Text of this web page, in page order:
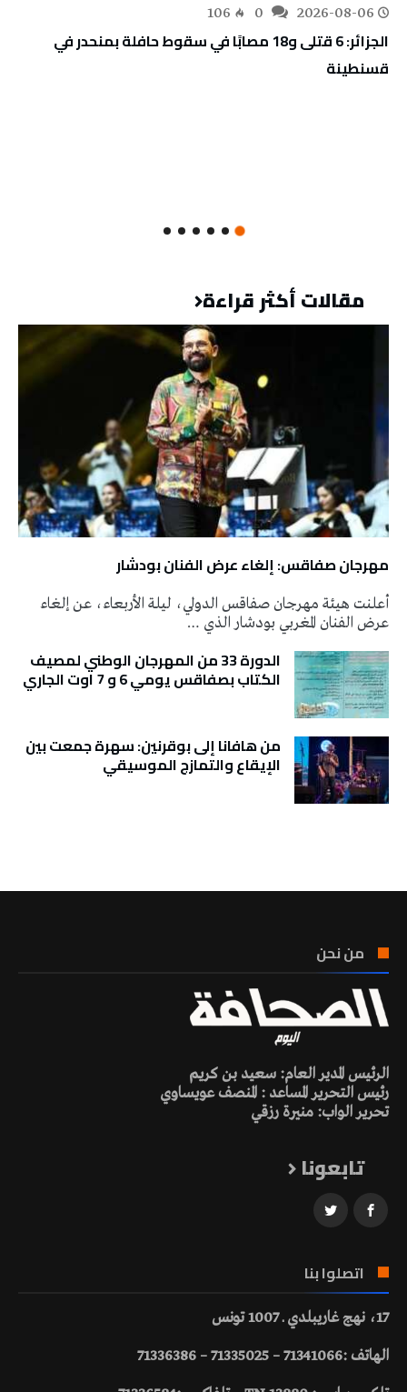
2026-08-06
106
الجزائر: 6 قتلى و18 مصابًا في سقوط حافلة بمنحدر في
قسنطينة
مقالات أكثر قراءة
مهرجان صفاقس: إلغاء عرض الفنان بودشار
أعلنت هيئة مهرجان صفاقس الدولي، ليلة الأربعاء، عن إلغاء
عرض الفنان المغربي بودشار الذي …
الدورة 33 من المهرجان الوطني لمصيف
الكتاب بصفاقس يومي 6 و 7 اوت الجاري
من هافانا إلى بوقرنين: سهرة جمعت بين
الإيقاع والتمازج الموسيقي
من نحن
الرئيس المدير العام: سعيد بن كريم
رئيس التحرير المساعد : المنصف عويساوي
تحرير الواب: منيرة رزقي
تابعونا
اتصلوا بنا
17، نهج غاريبلدي ـ 1007 تونس
الهاتف :71341066 – 71335025 – 71336386